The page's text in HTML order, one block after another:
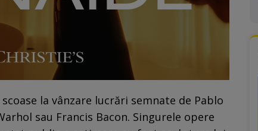
la vânzare lucrări semnate de Pablo
sau Francis Bacon. Singurele opere